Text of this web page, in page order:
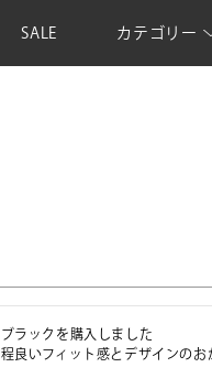
SALE カテゴリー
ブラックを購入しました
程良いフィット感とデザインの